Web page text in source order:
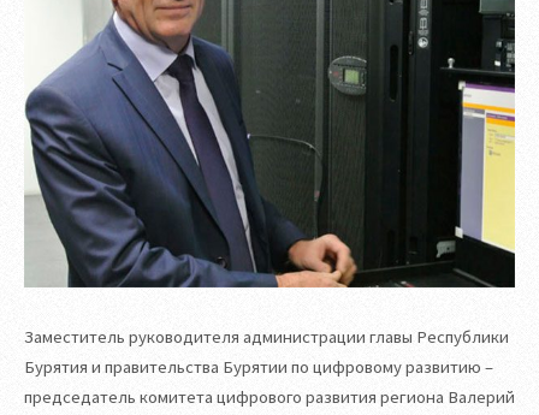
Заместитель руководителя администрации главы Республики
Бурятия и правительства Бурятии по цифровому развитию –
председатель комитета цифрового развития региона Валерий